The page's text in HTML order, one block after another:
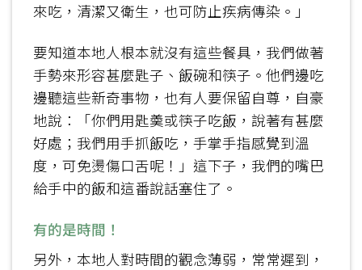
來吃，清潔又衛生，也可防止疾病傳染。」
要知道本地人根本就沒有這些餐具，我們做著
手勢來形容甚麼匙子、飯碗和筷子。他們邊吃
邊聽這些新奇事物，也有人要保留自尊，自豪
地說：「你們用匙羮或筷子吃飯，說著有甚麼
好處；我們用手抓飯吃，手掌手指感覺到溫
度，可免燙傷口舌呢！」這下子，我們的嘴巴
給手中的飯和這番說話塞住了。
有的是時間！
另外，本地人對時間的觀念薄弱，常常遲到，